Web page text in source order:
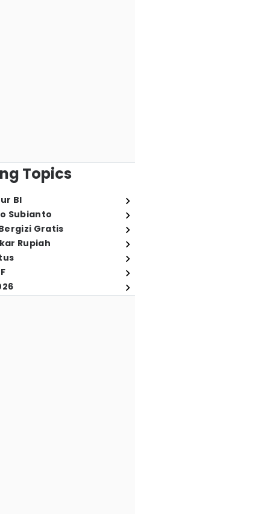
Topics
BI
Subianto
Gratis
Rupiah